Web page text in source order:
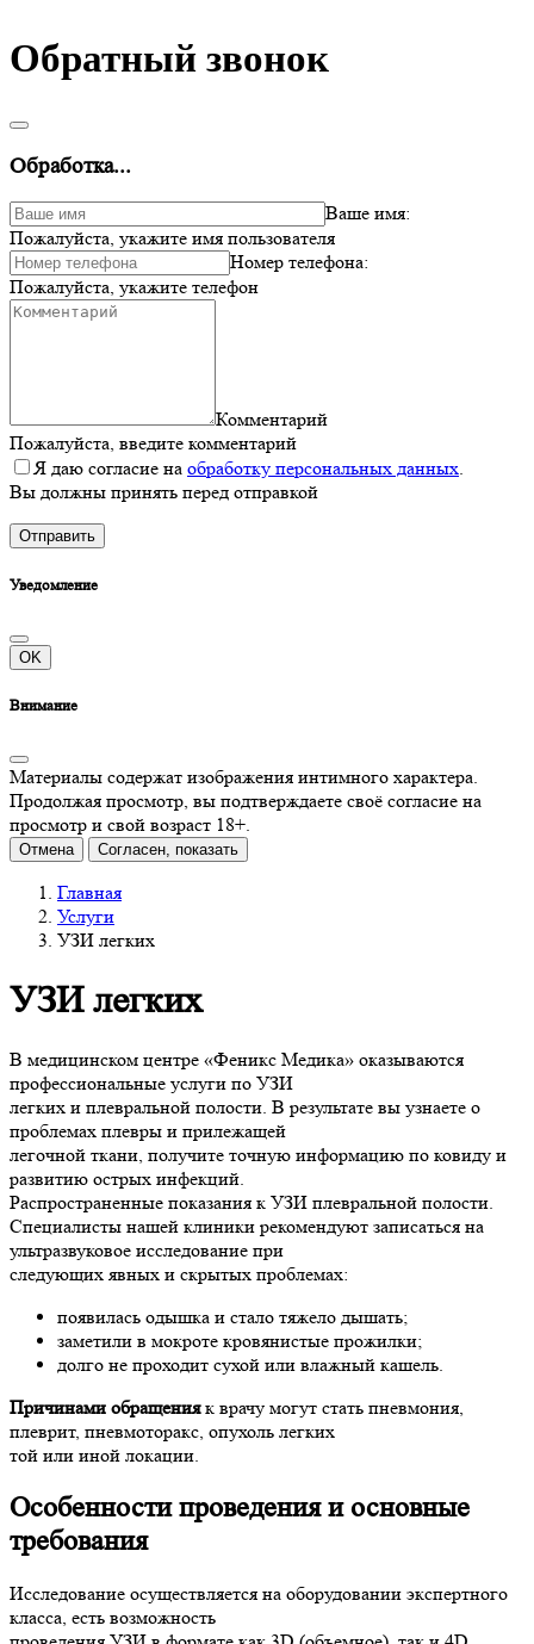
Обратный звонок
Обработка...
Ваше имя:
Пожалуйста, укажите имя пользователя
Номер телефона:
Пожалуйста, укажите телефон
Комментарий
Пожалуйста, введите комментарий
Я даю согласие на обработку персональных данных.
Вы должны принять перед отправкой
Отправить
Уведомление
OK
Внимание
Материалы содержат изображения интимного характера.
Продолжая просмотр, вы подтверждаете своё согласие на
просмотр и свой возраст 18+.
Отмена Согласен, показать
Главная
Услуги
УЗИ легких
УЗИ легких
В медицинском центре «Феникс Медика» оказываются
профессиональные услуги по УЗИ
легких и плевральной полости. В результате вы узнаете о
проблемах плевры и прилежащей
легочной ткани, получите точную информацию по ковиду и
развитию острых инфекций.
Распространенные показания к УЗИ плевральной полости.
Специалисты нашей клиники рекомендуют записаться на
ультразвуковое исследование при
следующих явных и скрытых проблемах:
появилась одышка и стало тяжело дышать;
заметили в мокроте кровянистые прожилки;
долго не проходит сухой или влажный кашель.
Причинами обращенияк врачу могут стать пневмония,
плеврит, пневмоторакс, опухоль легких
той или иной локации.
Особенности проведения и основные
требования
Исследование осуществляется на оборудовании экспертного
класса, есть возможность